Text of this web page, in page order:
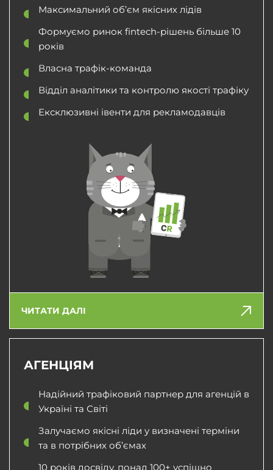
Максимальний об’єм якісних лідів
Формуємо ринок fintech-рішень більше 10
років
Власна трафік-команда
Відділ аналітики та контролю якості трафіку
Ексклюзивні івенти для рекламодавців
ЧИТАТИ ДАЛІ
АГЕНЦІЯМ
Надійний трафіковий партнер для агенцій в
Україні та Світі
Залучаємо якісні ліди у визначені терміни
та в потрібних об’ємах
10 років досвіду, понад 100+ успішно